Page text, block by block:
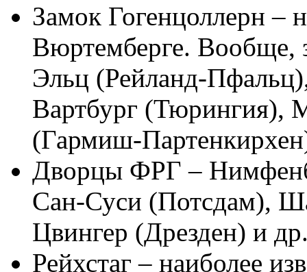
Замок Гогенцоллерн –
Вюртемберге. Вообще,
Эльц (Рейланд-
Вартбург (Тюрингия),
(Гармиш-
Дворцы ФРГ –
Сан-Суси (Потсдам),
Цвингер (Дрезден) и
Рейхстаг – наиболее